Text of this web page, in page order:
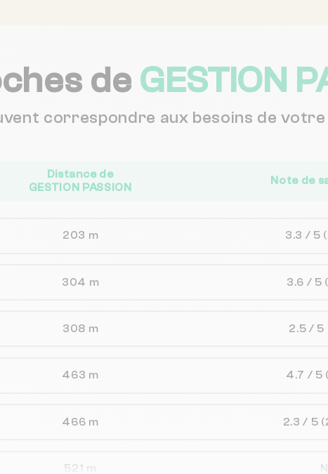
de GESTION
correspondre aux besoins de
Distance de
GESTION PASSION
Note de
203 m 3.3 / 5
304 m 3.6 / 5
308 m 2.5 / 5
463 m 4.7 / 5
466 m 2.3 / 5
521 m